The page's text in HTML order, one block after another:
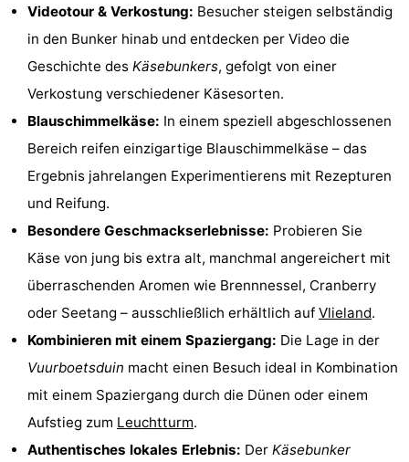
Wattwandern
Sportangeln
Seehunden
Essen
und
trinken
Veranstaltungen
Praktisch
Forum
Route
Fähre
Inselhüpfen
Reisebuchshop
Medizin
Videotour & Verkostung: Besucher steigen selbständig
in den Bunker hinab und entdecken per Video die
Geschichte des Käsebunkers, gefolgt von einer
Verkostung verschiedener Käsesorten.
Blauschimmelkäse: In einem speziell abgeschlossenen
Bereich reifen einzigartige Blauschimmelkäse – das
Ergebnis jahrelangen Experimentierens mit Rezepturen
und Reifung.
Besondere Geschmackserlebnisse: Probieren Sie
Käse von jung bis extra alt, manchmal angereichert mit
überraschenden Aromen wie Brennnessel, Cranberry
oder Seetang – ausschließlich erhältlich auf Vlieland.
Kombinieren mit einem Spaziergang: Die Lage in der
Vuurboetsduin macht einen Besuch ideal in Kombination
mit einem Spaziergang durch die Dünen oder einem
Aufstieg zum Leuchtturm.
Authentisches lokales Erlebnis: Der Käsebunker